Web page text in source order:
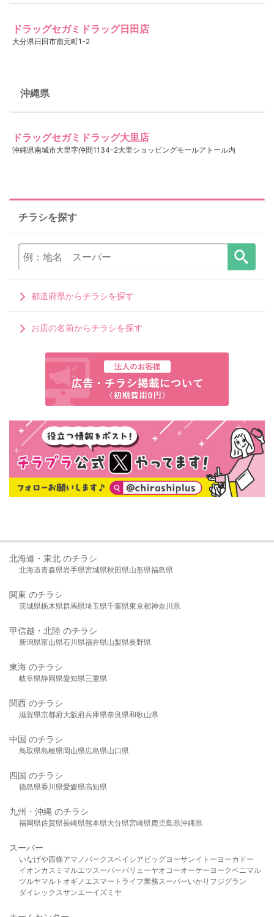
ドラッグセガミドラッグ日田店
大分県日田市南元町1-2
沖縄県
ドラッグセガミドラッグ大里店
沖縄県南城市大里字仲間1134-2大里ショッピングモールアトール内
チラシを探す
都道府県からチラシを探す
お店の名前からチラシを探す
北海道・東北 のチラシ
北海道青森県岩手県宮城県秋田県山形県福島県
関東 のチラシ
茨城県栃木県群馬県埼玉県千葉県東京都神奈川県
甲信越・北陸 のチラシ
新潟県富山県石川県福井県山梨県長野県
東海 のチラシ
岐阜県静岡県愛知県三重県
関西 のチラシ
滋賀県京都府大阪府兵庫県奈良県和歌山県
中国 のチラシ
鳥取県島根県岡山県広島県山口県
四国 のチラシ
徳島県香川県愛媛県高知県
九州・沖縄 のチラシ
福岡県佐賀県長崎県熊本県大分県宮崎県鹿児島県沖縄県
スーパー
いなげや西條アマノパークスベイシア ビッグヨーサンイトーヨーカドー
イオンカスミ マルエツスーパーバリューヤオコーオーケー ヨークベニマル
ツルヤマルト オギノ エスマート ライフ業務スーパーいかり フジグラン
ダイレックスサンエーイズミヤ